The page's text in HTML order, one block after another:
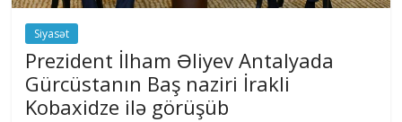
Siyasət
Prezident İlham Əliyev Antalyada
Gürcüstanın Baş naziri İrakli
Kobaxidze ilə görüşüb